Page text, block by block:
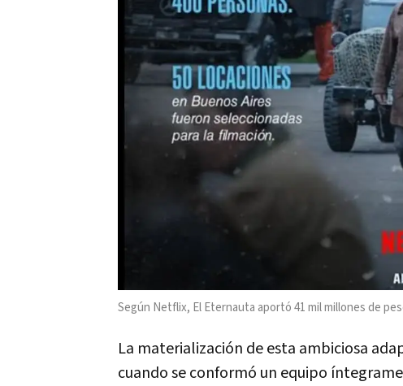
Según Netflix, El Eternauta aportó 41 mil millones de
La materialización de esta ambiciosa
cuando se conformó un equipo